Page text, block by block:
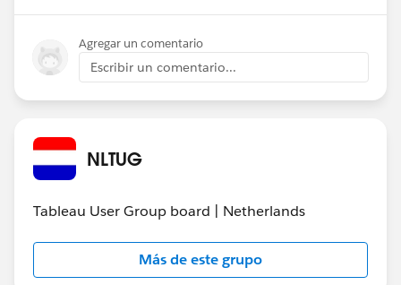
Agregar un comentario
Escribir un comentario...
NLTUG
Tableau User Group board | Netherlands
Más de este grupo